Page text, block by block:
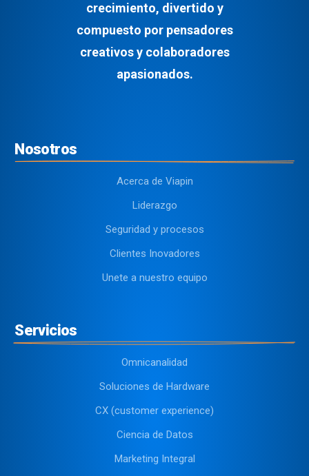
crecimiento, divertido y
compuesto por pensadores
creativos y colaboradores
apasionados.
Nosotros
Acerca de Viapin
Liderazgo
Seguridad y procesos
Clientes Inovadores
Unete a nuestro equipo
Servicios
Omnicanalidad
Soluciones de Hardware
CX (customer experience)
Ciencia de Datos
Marketing Integral